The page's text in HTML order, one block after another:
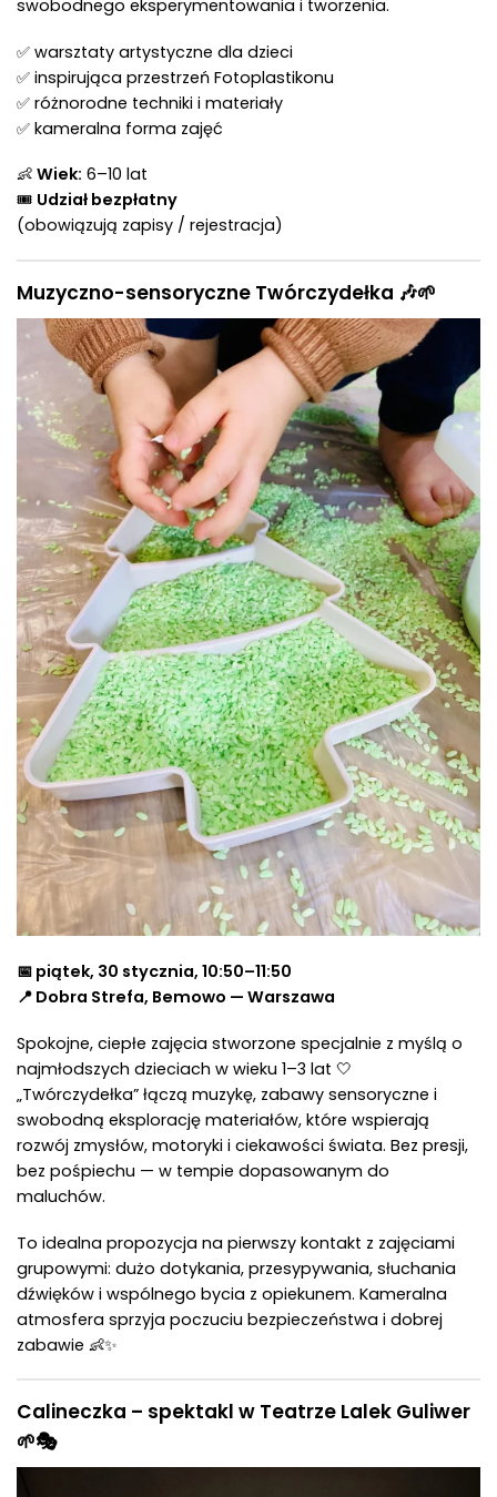
swobodnego eksperymentowania i tworzenia.
✅ warsztaty artystyczne dla dzieci
✅ inspirująca przestrzeń Fotoplastikonu
✅ różnorodne techniki i materiały
✅ kameralna forma zajęć
👶 Wiek: 6–10 lat
🎟 Udział bezpłatny
(obowiązują zapisy / rejestracja)
Muzyczno-sensoryczne Twórczydełka 🎶🌱
📅 piątek, 30 stycznia, 10:50–11:50
📍 Dobra Strefa, Bemowo — Warszawa
Spokojne, ciepłe zajęcia stworzone specjalnie z myślą o
najmłodszych dzieciach w wieku 1–3 lat 🤍
„Twórczydełka” łączą muzykę, zabawy sensoryczne i
swobodną eksplorację materiałów, które wspierają
rozwój zmysłów, motoryki i ciekawości świata. Bez presji,
bez pośpiechu — w tempie dopasowanym do
maluchów.
To idealna propozycja na pierwszy kontakt z zajęciami
grupowymi: dużo dotykania, przesypywania, słuchania
dźwięków i wspólnego bycia z opiekunem. Kameralna
atmosfera sprzyja poczuciu bezpieczeństwa i dobrej
zabawie 👶✨
Calineczka – spektakl w Teatrze Lalek Guliwer
🌱🎭